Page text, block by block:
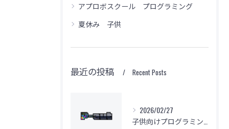
アプロボスクール プログラミング
夏休み 子供
最近の投稿 Recent Posts
2026/02/27